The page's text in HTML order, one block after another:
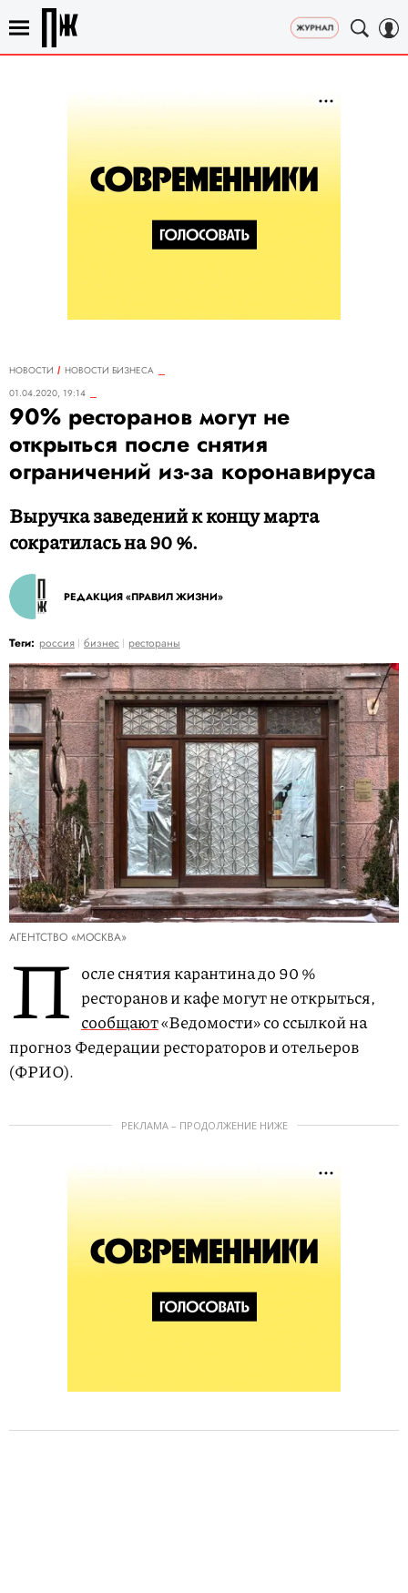
НОВОСТИ
НОВОСТИ БИЗНЕСА
01.04.2020, 19:14
90% ресторанов могут не
открыться после снятия
ограничений из-за коронавируса
Выручка заведений к концу марта
сократилась на 90 %.
РЕДАКЦИЯ «ПРАВИЛ ЖИЗНИ»
Теги: россия бизнес рестораны
АГЕНТСТВО «МОСКВА»
П осле снятия карантина до 90 %
ресторанов и кафе могут не открыться,
сообщают«Ведомости» со ссылкой на
прогноз Федерации рестораторов и отельеров
(ФРИО).
РЕКЛАМА – ПРОДОЛЖЕНИЕ НИЖЕ